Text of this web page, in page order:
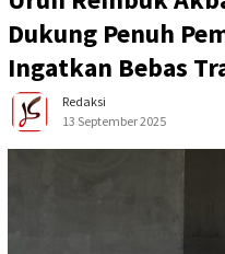
Dukung Penuh
Ingatkan Bebas
Redaksi
13 September 2025